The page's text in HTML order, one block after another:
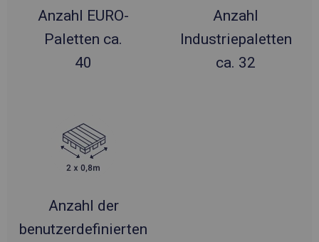
Anzahl EURO-
Paletten ca.
40
Anzahl
Industriepaletten
ca. 32
Anzahl der
benutzerdefinierten